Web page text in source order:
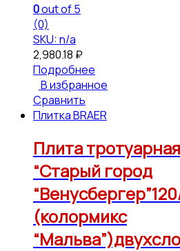
0out of 5
(0)
SKU: n/a
2,980.18 ₽
Подробнее
В избранное
Сравнить
Плитка BRAER
Плита
“Старый город
(колормикс